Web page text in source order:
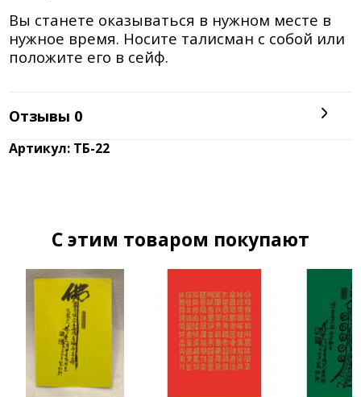
Вы станете оказываться в нужном месте в
нужное время. Носите талисман с собой или
положите его в сейф.
Отзывы 0
Артикул: ТБ-22
C этим товаром покупают